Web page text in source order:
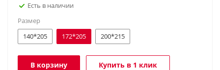
Есть в наличии
Размер
140*205
172*205 200*215
В корзину Купить в 1 клик